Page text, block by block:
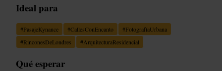
Ideal para
#PasajeKynance #CallesConEncanto #FotografíaUrbana
#RinconesDeLondres #ArquitecturaResidencial
Qué esperar